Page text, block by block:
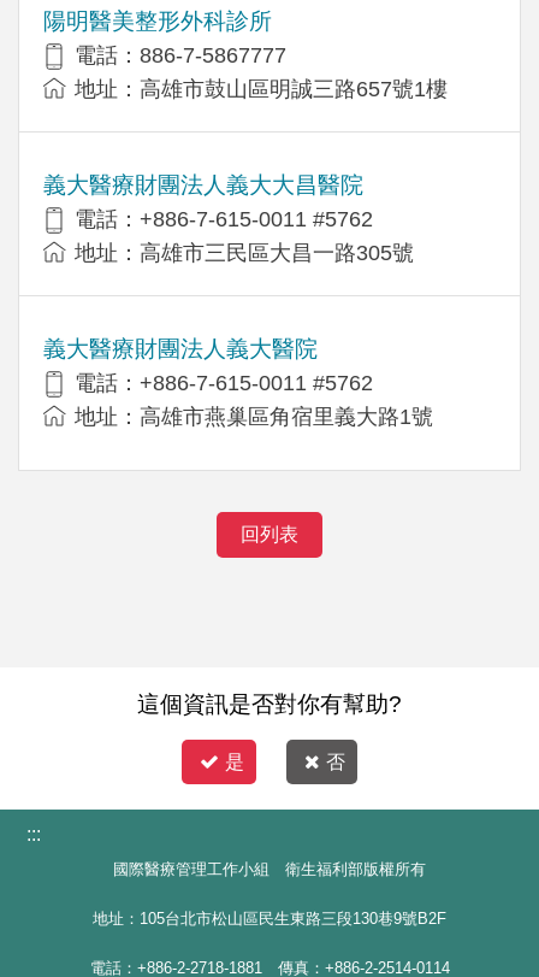
陽明醫美整形外科診所
電話：886-7-5867777
地址：高雄市鼓山區明誠三路657號1樓
義大醫療財團法人義大大昌醫院
電話：+886-7-615-0011 #5762
地址：高雄市三民區大昌一路305號
義大醫療財團法人義大醫院
電話：+886-7-615-0011 #5762
地址：高雄市燕巢區角宿里義大路1號
回列表
這個資訊是否對你有幫助?
是 否
:::
國際醫療管理工作小組 衛生福利部版權所有
地址：105台北市松山區民生東路三段130巷9號B2F
電話：+886-2-2718-1881 傳真：+886-2-2514-0114